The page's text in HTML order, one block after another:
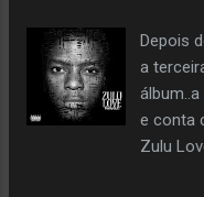
Depois
a
e conta
Zulu